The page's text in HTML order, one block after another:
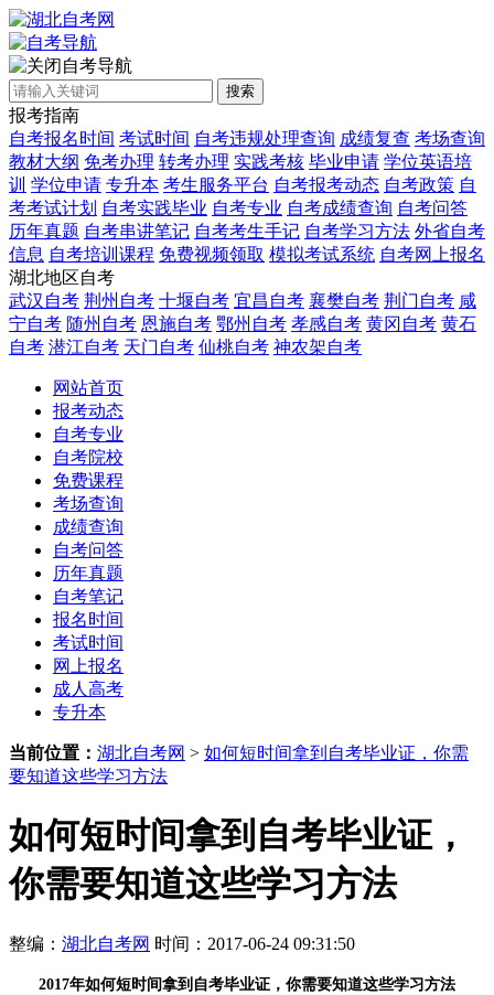
自考导航
搜索
报考指南
自考报名时间 考试时间 自考违规处理查询 成绩复查 考场查询
教材大纲 免考办理 转考办理 实践考核 毕业申请 学位英语培
训 学位申请 专升本 考生服务平台 自考报考动态 自考政策 自
考考试计划 自考实践毕业 自考专业 自考成绩查询 自考问答
历年真题 自考串讲笔记 自考考生手记 自考学习方法 外省自考
信息 自考培训课程 免费视频领取 模拟考试系统 自考网上报名
湖北地区自考
武汉自考 荆州自考 十堰自考 宜昌自考 襄樊自考 荆门自考 咸
宁自考 随州自考 恩施自考 鄂州自考 孝感自考 黄冈自考 黄石
自考 潜江自考 天门自考 仙桃自考 神农架自考
网站首页
报考动态
自考专业
自考院校
免费课程
考场查询
成绩查询
自考问答
历年真题
自考笔记
报名时间
考试时间
网上报名
成人高考
专升本
当前位置： 湖北自考网 > 如何短时间拿到自考毕业证，你需
要知道这些学习方法
如何短时间拿到自考毕业证，
你需要知道这些学习方法
整编： 湖北自考网 时间：2017-06-24 09:31:50
2017年如何短时间拿到自考毕业证，你需要知道这些学习方法